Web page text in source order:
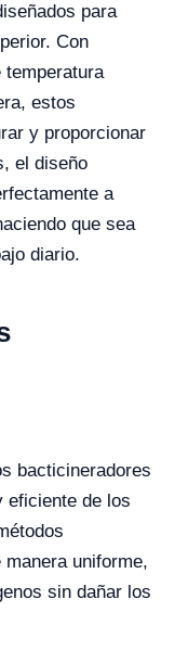
para
Con
estos
y proporcionar
el diseño
a
que sea
diario.
bacticineradores
eficiente de los
uniforme,
sin dañar los